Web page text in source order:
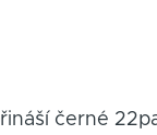
černé